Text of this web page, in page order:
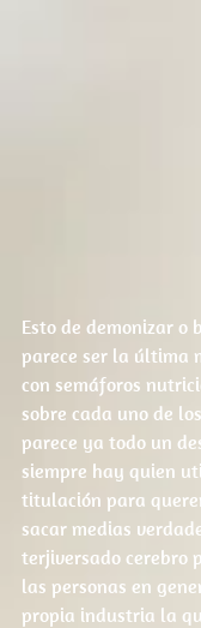
Esto de demonizar o
parece ser la última
con semáforos
sobre cada uno de
parece ya todo un
siempre hay quien
titulación para
sacar medias
terjiversado cerebro
las personas en
propia industria la